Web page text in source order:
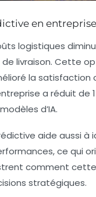
en entreprise
logistiques
livraison. Cette
la satisfaction
a réduit de
d’IA.
aide aussi
ce qui
comment
stratégiques.